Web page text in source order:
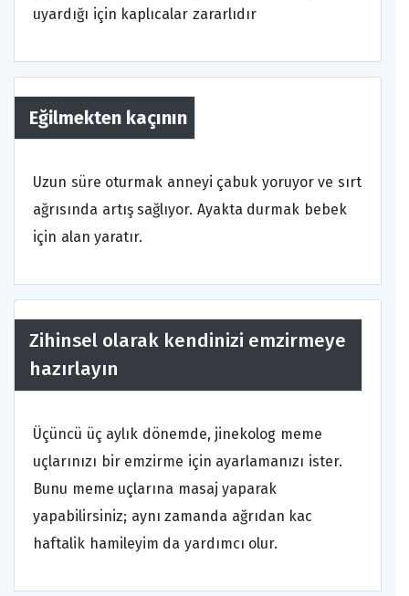
uyardığı için kaplıcalar zararlıdır
Eğilmekten kaçının
Uzun süre oturmak anneyi çabuk yoruyor ve sırt
ağrısında artış sağlıyor. Ayakta durmak bebek
için alan yaratır.
Zihinsel olarak kendinizi emzirmeye
hazırlayın
Üçüncü üç aylık dönemde, jinekolog meme
uçlarınızı bir emzirme için ayarlamanızı ister.
Bunu meme uçlarına masaj yaparak
yapabilirsiniz; aynı zamanda ağrıdan kac
haftalik hamileyim da yardımcı olur.